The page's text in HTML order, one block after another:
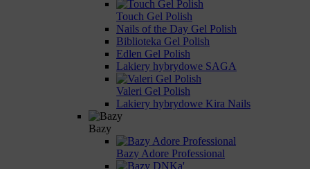
Touch Gel Polish
Nails of the Day Gel Polish
Biblioteka Gel Polish
Edlen Gel Polish
Lakiery hybrydowe SAGA
Valeri Gel Polish
Lakiery hybrydowe Kira Nails
Bazy
Bazy Adore Professional